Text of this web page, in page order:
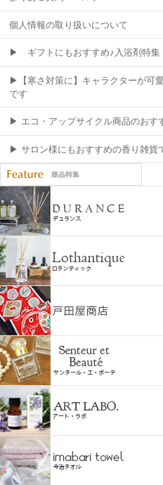
個人情報の取り扱いについて
▶ ギフトにもおすすめ♪入浴剤特集
▶【寒さ対策に】キャラクターが可
です
▶ エコ・アップサイクル商品のおす
▶ サロン様にもおすすめの香り雑貨